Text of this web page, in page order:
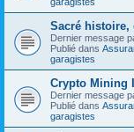
Sacré histoire,
Dernier message
Publié dans
garagistes
Crypto Mining
Dernier message
Publié dans
garagistes